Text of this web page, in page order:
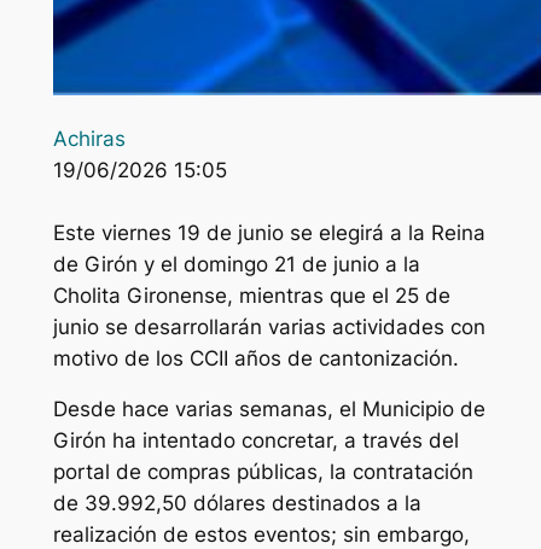
Achiras
19/06/2026 15:05
Este viernes 19 de junio se elegirá a la Reina
de Girón y el domingo 21 de junio a la
Cholita Gironense, mientras que el 25 de
junio se desarrollarán varias actividades con
motivo de los CCII años de cantonización.
Desde hace varias semanas, el Municipio de
Girón ha intentado concretar, a través del
portal de compras públicas, la contratación
de 39.992,50 dólares destinados a la
realización de estos eventos; sin embargo,